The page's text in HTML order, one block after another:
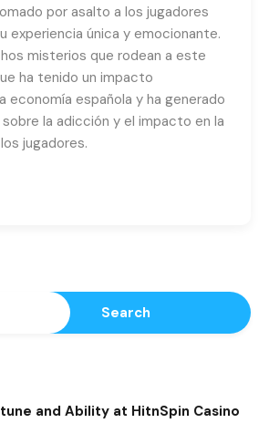
por asalto a los jugadores
experiencia única y emocionante.
misterios que rodean a este
ha tenido un impacto
economía española y ha generado
la adicción y el impacto en la
jugadores.
Search
and Ability at HitnSpin Casino